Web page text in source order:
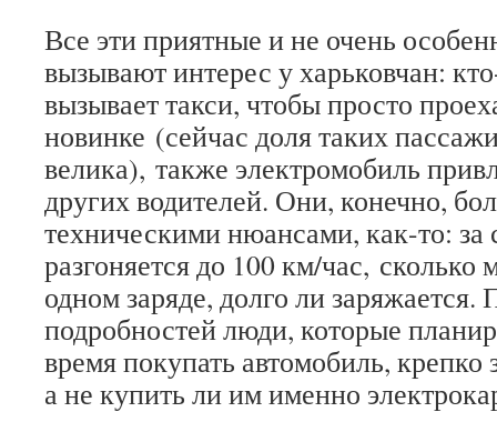
Все эти приятные и не очень
вызывают интерес у харьковчан:
вызывает такси, чтобы просто
новинке (сейчас доля таких
велика), также электромобиль
других водителей. Они, конечно,
техническими нюансами, как-то: за
разгоняется до 100 км/час, сколько
одном заряде, долго ли
подробностей люди, которые
время покупать автомобиль,
а не купить ли им именно